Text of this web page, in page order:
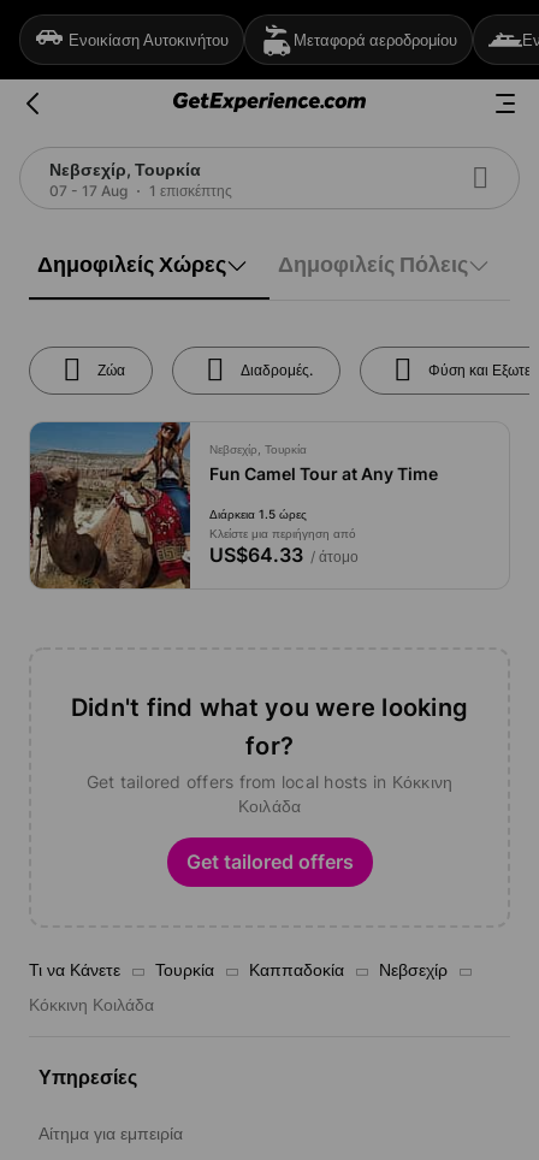
Ενοικίαση Αυτοκινήτου Μεταφορά αεροδρομίου
Νεβσεχίρ, Τουρκία
07 - 17 Aug 1 επισκέπτης
Δημοφιλείς Χώρες Δημοφιλείς Πόλεις
Ζώα Διαδρομές. Φύση και
Νεβσεχίρ, Τουρκία
Fun Camel Tour at Any Time
Διάρκεια 1.5 ώρες
Κλείστε μια περιήγηση από
US$64.33/ άτομο
Didn't find what you were looking
for?
Get tailored offers from local hosts in Κόκκινη
Κοιλάδα
Get tailored offers
Τι να Κάνετε Τουρκία Καππαδοκία
Νεβσεχίρ
Κόκκινη Κοιλάδα
Υπηρεσίες
Αίτημα για εμπειρία